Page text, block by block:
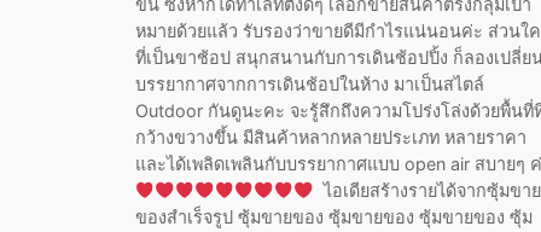
ขึ้น ซึ่งหากได้ทำเลที่ตั้งดีๆ เลือกขายสินค้าตรงกลุ่มเป้า
หมายด้วยแล้ว รับรองว่าขายดีมีกำไรแน่นอนค่ะ ส่วนใ
ที่เป็นขาช้อป สนุกสนานกับการเดินช้อปปิ้ง ก็ลองเปลี่ย
บรรยากาศจากการเดินช้อปในห้าง มาเป็นสไตล์
Outdoor กันดูนะคะ จะรู้สึกถึงความโปร่งโล่งด้วยพื้นที่
กว้างขวางขึ้น มีสินค้าหลากหลายประเภท หลายราคา
และได้เพลิดเพลินกับบรรยากาศแบบ open air สบายๆ
ไอเดียสร้างรายได้จากซุ้มขาย
ของสำเร็จรูป ซุ้มขายของ ซุ้มขายของ ซุ้มขายของ ซุ้ม